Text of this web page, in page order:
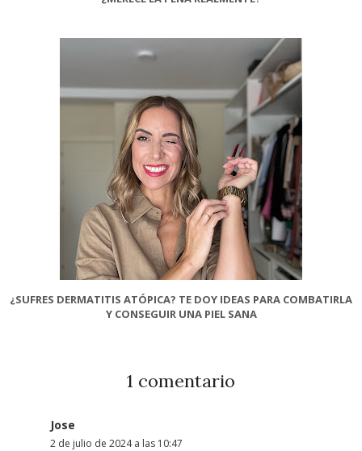
¿SUFRES DERMATITIS ATÓPICA? TE DOY IDEAS PARA COMBATIRLA
Y CONSEGUIR UNA PIEL SANA
1 comentario
Jose
2 de julio de 2024 a las 10:47